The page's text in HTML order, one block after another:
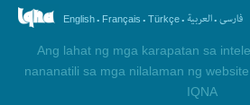
English. Français . Türkçe. العربیة.فارسی
Ang lahat ng mga karapatan sa
nananatili sa mga nilalaman ng
IQNA